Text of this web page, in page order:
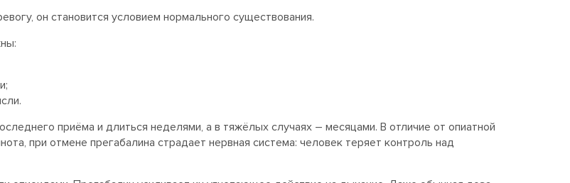
он становится условием нормального существования.
приёма и длиться неделями, а в тяжёлых случаях – месяцами. В отличие от опиатной
при отмене прегабалина страдает нервная система: человек теряет контроль над